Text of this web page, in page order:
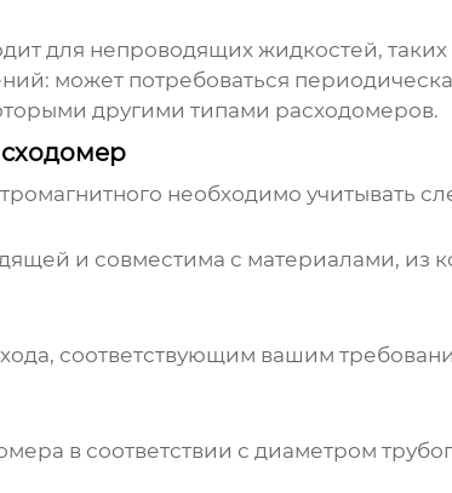
для непроводящих жидкостей,
может потребоваться
другими типами расходомеров.
необходимо учитывать
и совместима с материалами, из
соответствующим вашим
в соответствии с диаметром